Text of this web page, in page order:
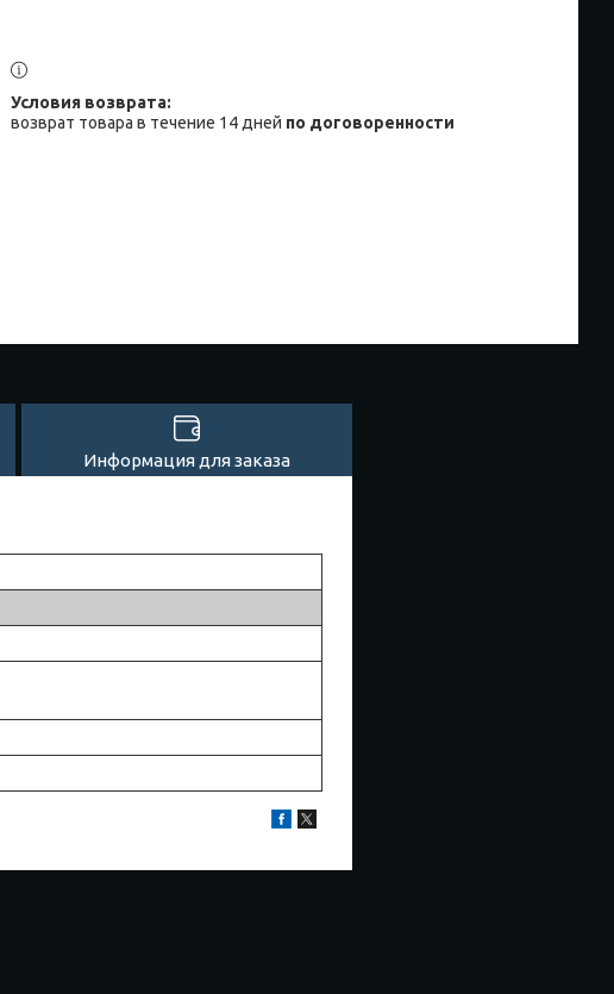
возврат товара в течение 14 дней по договоренности
Информация для заказа